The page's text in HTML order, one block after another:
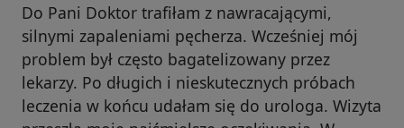
Do Pani Doktor trafiłam z nawracającymi,
silnymi zapaleniami pęcherza. Wcześniej mój
problem był często bagatelizowany przez
lekarzy. Po długich i nieskutecznych próbach
leczenia w końcu udałam się do urologa. Wizyta